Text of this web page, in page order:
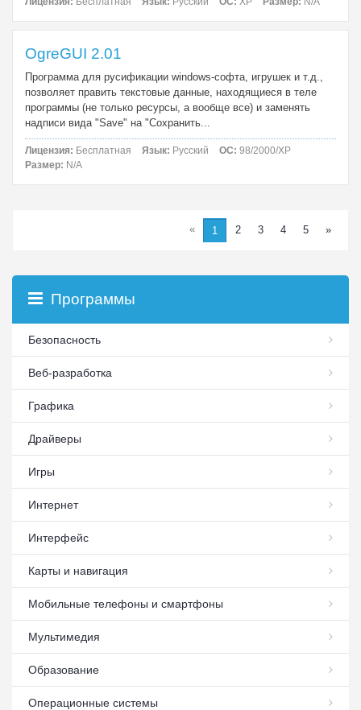
OgreGUI 2.01
Программа для русификации windows-софта, игрушек и т.д.,
позволяет править текстовые данные, находящиеся в теле
программы (не только ресурсы, а вообще все) и заменять
надписи вида "Save" на "Сохранить...
Лицензия: Бесплатная Язык: Русский ОС: 98/2000/XP
Размер: N/A
« 1 2 3 4 5 »
Программы
Безопасность
Веб-разработка
Графика
Драйверы
Игры
Интернет
Интерфейс
Карты и навигация
Мобильные телефоны и смартфоны
Мультимедия
Образование
Операционные системы